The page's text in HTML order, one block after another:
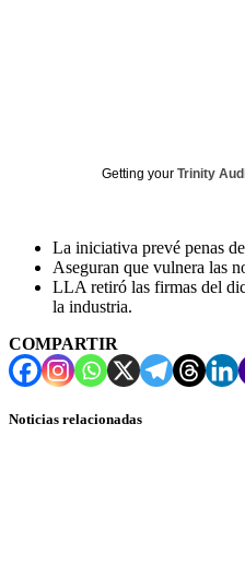
Getting your Trinity
La iniciativa prevé penas
Aseguran que vulnera las
LLA retiró las firmas del
la industria.
COMPARTIR
Noticias relacionadas